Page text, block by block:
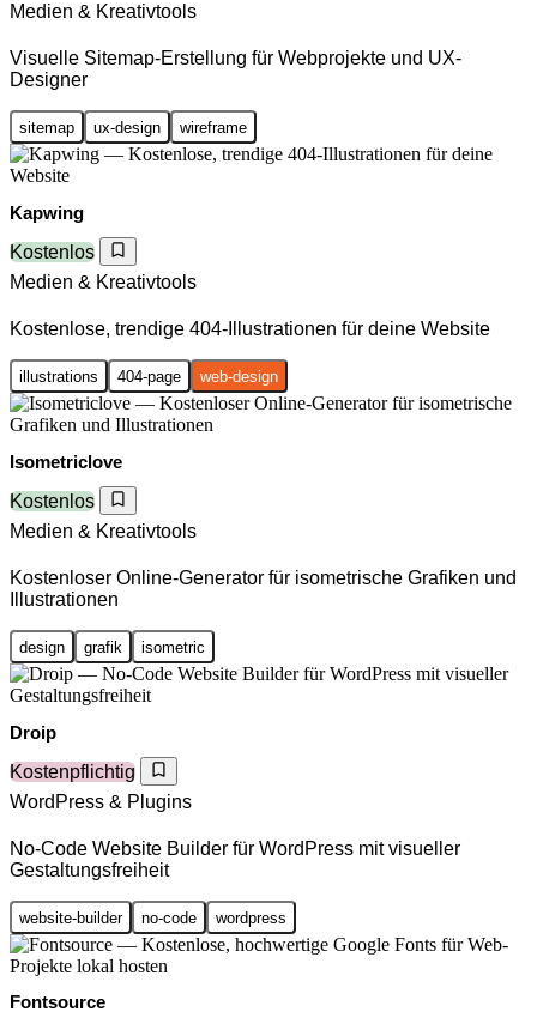
Medien & Kreativtools
Visuelle Sitemap-Erstellung für Webprojekte und UX-
Designer
sitemap ux-design wireframe
Kapwing
Kostenlos
Medien & Kreativtools
Kostenlose, trendige 404-Illustrationen für deine Website
illustrations 404-page web-design
Isometriclove
Kostenlos
Medien & Kreativtools
Kostenloser Online-Generator für isometrische Grafiken und
Illustrationen
design grafik isometric
Droip
Kostenpflichtig
WordPress & Plugins
No-Code Website Builder für WordPress mit visueller
Gestaltungsfreiheit
website-builder no-code wordpress
Fontsource